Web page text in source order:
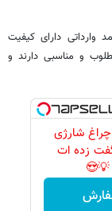
وارداتی دارای کیفیت
و مناسبی دارند و
چراغ شارژی
شگفت زده ات
💡😍